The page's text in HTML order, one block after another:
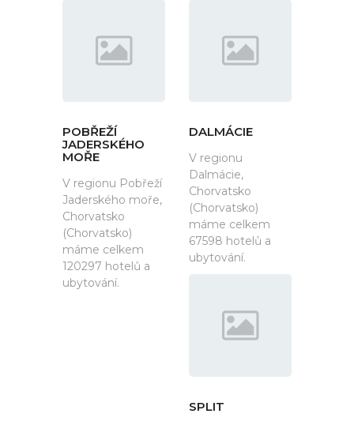
POBŘEŽÍ
JADERSKÉHO
MOŘE
V regionu Pobřeží
Jaderského moře,
Chorvatsko
(Chorvatsko)
máme celkem
120297 hotelů a
ubytování.
DALMÁCIE
V regionu
Dalmácie,
Chorvatsko
(Chorvatsko)
máme celkem
67598 hotelů a
ubytování.
SPLIT